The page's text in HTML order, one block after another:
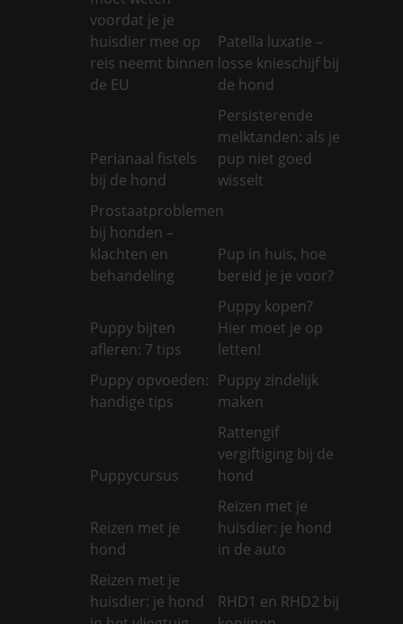
voordat je je
huisdier mee op
reis neemt binnen
de EU
Patella luxatie –
losse knieschijf bij
de hond
Perianaal fistels
bij de hond
Persisterende
melktanden: als je
pup niet goed
wisselt
Prostaatproblemen
bij honden –
klachten en
behandeling
Pup in huis, hoe
bereid je je voor?
Puppy bijten
afleren: 7 tips
Puppy kopen?
Hier moet je op
letten!
Puppy opvoeden:
handige tips
Puppy zindelijk
maken
Puppycursus
Rattengif
vergiftiging bij de
hond
Reizen met je
hond
Reizen met je
huisdier: je hond
in de auto
Reizen met je
huisdier: je hond
RHD1 en RHD2 bij